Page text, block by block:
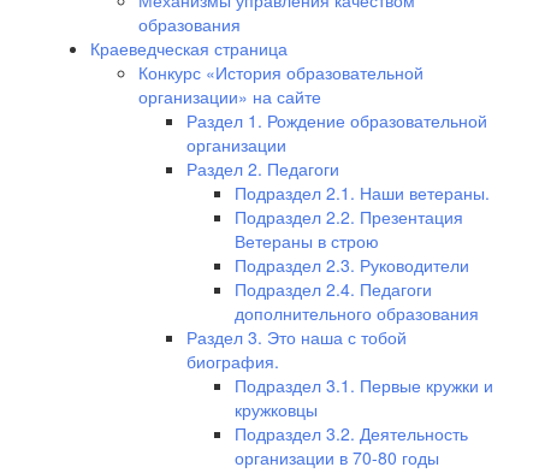
образования
Краеведческая страница
Конкурс «История образовательной
организации» на сайте
Раздел 1. Рождение образовательной
организации
Раздел 2. Педагоги
Подраздел 2.1. Наши ветераны.
Подраздел 2.2. Презентация
Ветераны в строю
Подраздел 2.3. Руководители
Подраздел 2.4. Педагоги
дополнительного образования
Раздел 3. Это наша с тобой
биография.
Подраздел 3.1. Первые кружки и
кружковцы
Подраздел 3.2. Деятельность
организации в 70-80 годы